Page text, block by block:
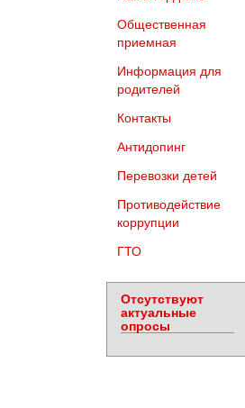
Общественная
приемная
Информация для
родителей
Контакты
Антидопинг
Перевозки детей
Противодействие
коррупции
ГТО
Отсутствуют
актуальные
опросы